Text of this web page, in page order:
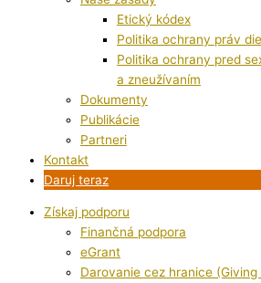
Etický kódex
Politika ochrany práv
Politika ochrany pred
a zneužívaním
Dokumenty
Publikácie
Partneri
Kontakt
Daruj teraz
Získaj podporu
Finančná podpora
eGrant
Darovanie cez hranice (Giving